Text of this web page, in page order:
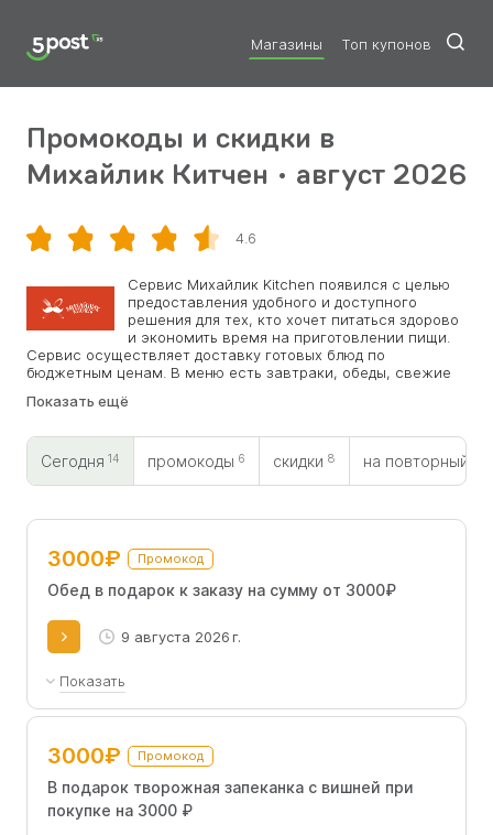
Магазины Топ купонов
Промокоды и скидки в
Михайлик Китчен • август 2026
Сегодня 14 промокоды 6 скидки 8 на повторный
3000₽ Промокод
Обед в подарок к заказу на сумму от 3000₽
9 августа 2026 г.
Показать
Промокод для новых пользователей,
активируется при заказе от 3000 рублей – в
комплекте: борщ по-домашнему, куриная
котлета с пюре и соусом бешамель, компот.
3000₽ Промокод
В подарок творожная запеканка с вишней при
покупке на 3000 ₽
4.6
Сервис Михайлик Kitchen появился с целью
предоставления удобного и доступного
решения для тех, кто хочет питаться здорово
и экономить время на приготовлении пищи.
Сервис осуществляет доставку готовых блюд по
бюджетным ценам. В меню есть завтраки, обеды, свежие
различных групп клиентов, включая офисы, кафе и
готовую еду для себя или своих близких. Цены в каталоге
доступные, а по промокоду Михайлик Китчен они станут
еще привлекательнее для заказа.
Показать ещё
Скопировать